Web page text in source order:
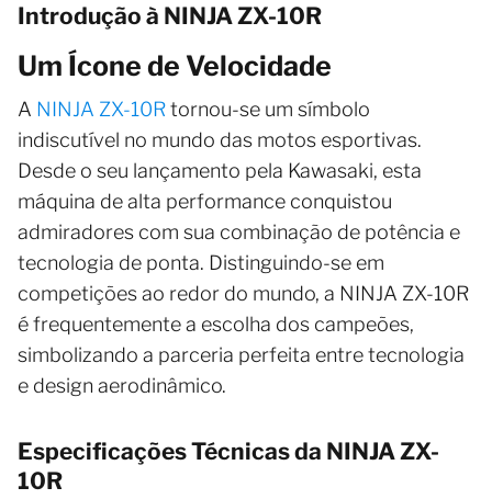
Introdução à NINJA ZX-10R
Um Ícone de Velocidade
A NINJA ZX-10Rtornou-se um símbolo
indiscutível no mundo das motos esportivas.
Desde o seu lançamento pela Kawasaki, esta
máquina de alta performance conquistou
admiradores com sua combinação de potência e
tecnologia de ponta. Distinguindo-se em
competições ao redor do mundo, a NINJA ZX-10R
é frequentemente a escolha dos campeões,
simbolizando a parceria perfeita entre tecnologia
e design aerodinâmico.
Especificações Técnicas da NINJA ZX-
10R